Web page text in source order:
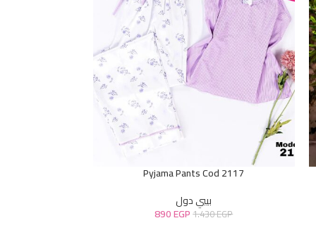
Pyjama Pants Cod 2117
بيبي دول
1.430EGP
890EGP